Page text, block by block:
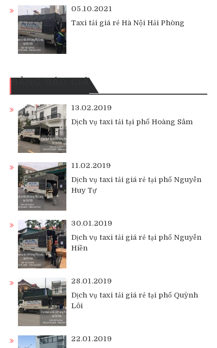
05.10.2021
Taxi tải giá rẻ Hà Nội Hải Phòng
BẢNG BÁO GIÁ
13.02.2019
Dịch vụ taxi tải tại phố Hoàng Sâm
11.02.2019
Dịch vụ taxi tải giá rẻ tại phố Nguyễn
Huy Tự
30.01.2019
Dịch vụ taxi tải giá rẻ tại phố Nguyễn
Hiền
28.01.2019
Dịch vụ taxi tải giá rẻ tại phố Quỳnh
Lôi
22.01.2019